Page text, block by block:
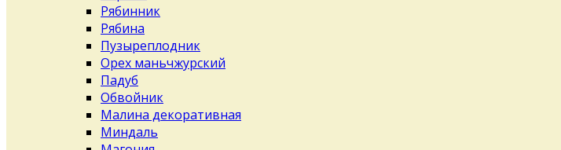
Рябинник
Рябина
Пузыреплодник
Орех маньчжурский
Падуб
Обвойник
Малина декоративная
Миндаль